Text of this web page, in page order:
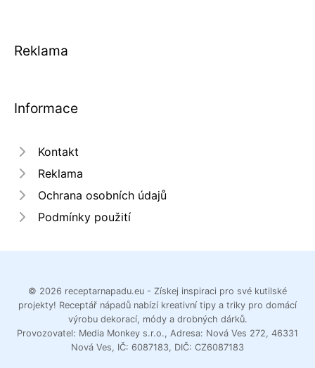
Reklama
Informace
Kontakt
Reklama
Ochrana osobních údajů
Podmínky použití
© 2026 receptarnapadu.eu - Získej inspiraci pro své kutilské
projekty! Receptář nápadů nabízí kreativní tipy a triky pro domácí
výrobu dekorací, módy a drobných dárků.
Provozovatel: Media Monkey s.r.o., Adresa: Nová Ves 272, 46331
Nová Ves, IČ: 6087183, DIČ: CZ6087183